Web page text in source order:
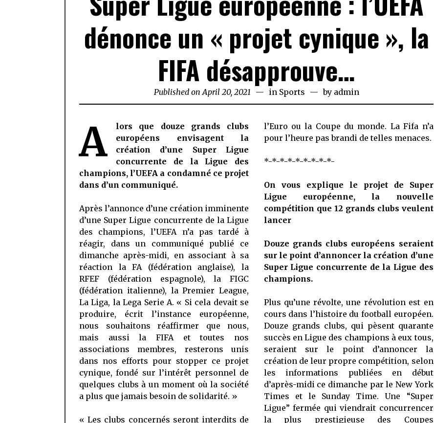
dénonce un « projet cynique », la
FIFA désapprouve…
Published on April 20, 2021 April
20,
in Sports by admin
A
lors que douze grands clubs
européens envisagent la
création d’une Super Ligue
concurrente de la Ligue des
champions, l’UEFA a condamné ce projet
dans d’un communiqué.
Après l’annonce d’une création imminente
d’une Super Ligue concurrente de la Ligue
des champions, l’UEFA n’a pas tardé à
réagir, dans un communiqué publié ce
dimanche après-midi, en associant à sa
réaction la FA (fédération anglaise), la
RFEF (fédération espagnole), la FIGC
(fédération italienne), la Premier League,
La Liga, la Lega Serie A. « Si cela devait se
produire, écrit l’instance européenne,
nous souhaitons réaffirmer que nous,
mais aussi la FIFA et toutes nos
associations membres, resterons unis
dans nos efforts pour stopper ce projet
cynique, fondé sur l’intérêt personnel de
quelques clubs à un moment où la société
a plus que jamais besoin de solidarité. »
« Les clubs concernés seront interdits de
l’Euro ou la Coupe du monde. La Fifa n’a
pour l’heure pas brandi de telles menaces.
*-*-*-*-*-*-*-*-*-
On vous explique le projet de Super
Ligue européenne, la nouvelle
compétition que 12 grands clubs veulent
lancer
Douze grands clubs européens seraient
sur le point d’annoncer la création d’une
Super Ligue concurrente de la Ligue des
champions.
Plus qu’une révolte, une révolution est en
cours dans l’histoire du football européen.
Douze grands clubs, qui pèsent quarante
succès en Ligue des champions à eux tous,
seraient sur le point d’annoncer la
création de leur propre compétition, selon
les informations publiées en début
d’après-midi ce dimanche par le New York
Times et le Sunday Time. Une “Super
Ligue” fermée qui viendrait concurrencer
la plus prestigieuse des Coupes